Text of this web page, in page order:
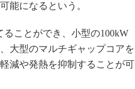
能になるという。
ことができ、小型の100kW
大型のマルチギャップコアを
減や発熱を抑制することが可